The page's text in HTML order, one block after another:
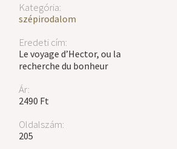
Kategória:
szépirodalom
Eredeti cím:
Le voyage d’Hector, ou la
recherche du bonheur
Ár:
2490 Ft
Oldalszám:
205